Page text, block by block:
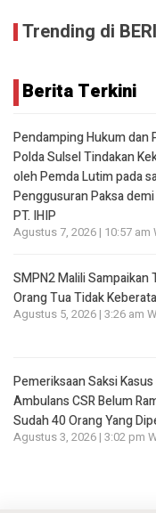
Trending di
Berita Terkini
Pendamping Hukum dan
Polda Sulsel Tindakan
oleh Pemda Lutim pada
Penggusuran Paksa
PT. IHIP
Agustus 7, 2026 | 10:57 am
SMPN2 Malili
Orang Tua Tidak
Agustus 5, 2026 | 3:26 am
Pemeriksaan Saksi
Ambulans CSR Belum
Sudah 40 Orang Yang
Agustus 3, 2026 | 3:02 pm